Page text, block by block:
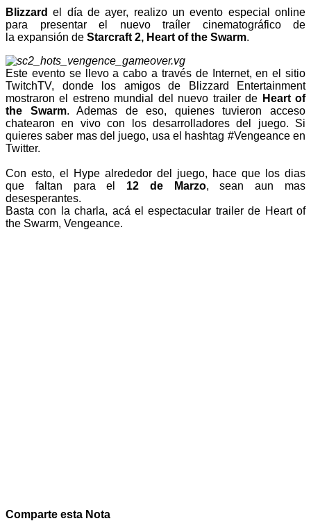
Blizzard el día de ayer, realizo un evento especial online
para presentar el nuevo traíler cinematográfico de
la expansión de Starcraft 2, Heart of the Swarm.
Este evento se llevo a cabo a través de Internet, en el sitio
TwitchTV, donde los amigos de Blizzard Entertainment
mostraron el estreno mundial del nuevo trailer de Heart of
the Swarm. Ademas de eso, quienes tuvieron acceso
chatearon en vivo con los desarrolladores del juego. Si
quieres saber mas del juego, usa el hashtag #Vengeance en
Twitter.
Con esto, el Hype alrededor del juego, hace que los dias
que faltan para el 12 de Marzo, sean aun mas
desesperantes.
Basta con la charla, acá el espectacular trailer de Heart of
the Swarm, Vengeance.
Comparte esta Nota